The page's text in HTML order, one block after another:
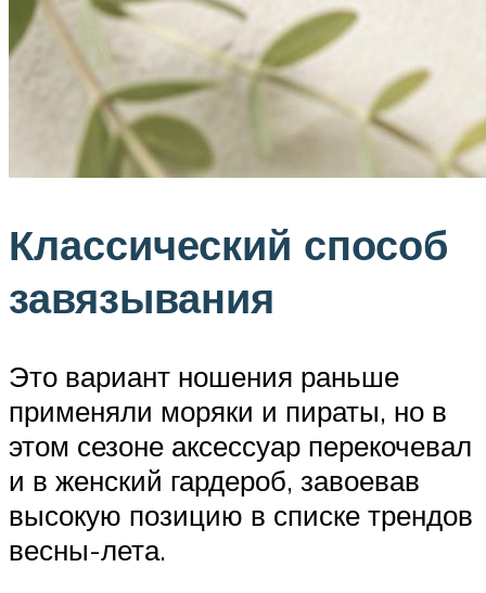
Классический способ
завязывания
Это вариант ношения раньше
применяли моряки и пираты, но в
этом сезоне аксессуар перекочевал
и в женский гардероб, завоевав
высокую позицию в списке трендов
весны-лета.